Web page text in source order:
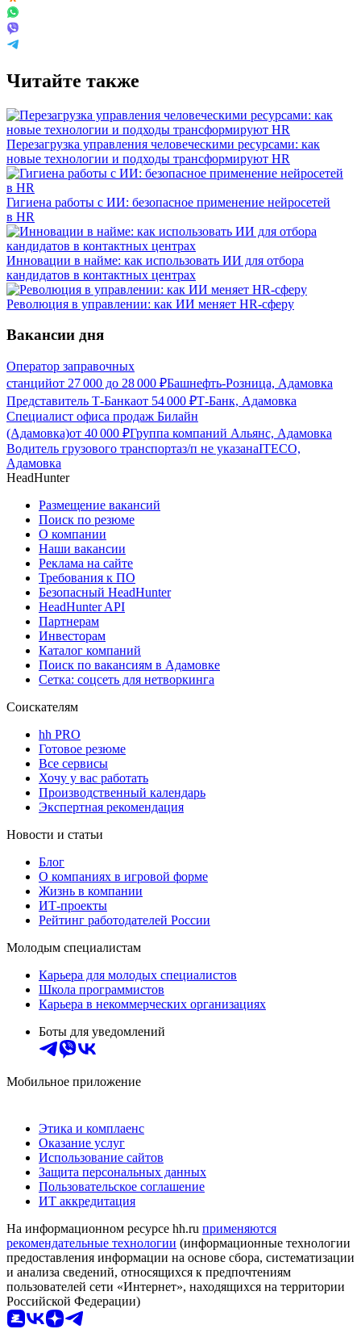
Читайте также
Перезагрузка управления человеческими ресурсами: как
новые технологии и подходы трансформируют HR
Гигиена работы с ИИ: безопасное применение нейросетей
в HR
Инновации в найме: как использовать ИИ для отбора
кандидатов в контактных центрах
Революция в управлении: как ИИ меняет HR-сферу
Вакансии дня
Оператор заправочных
станцийот 27 000 до 28 000 ₽Башнефть-Розница, Адамовка
Представитель Т-Банкаот 54 000 ₽Т-Банк, Адамовка
Специалист офиса продаж Билайн
(Адамовка)от 40 000 ₽Группа компаний Альянс, Адамовка
Водитель грузового транспортаз/п не указанаITECO,
Адамовка
HeadHunter
Размещение вакансий
Поиск по резюме
О компании
Наши вакансии
Реклама на сайте
Требования к ПО
Безопасный HeadHunter
HeadHunter API
Партнерам
Инвесторам
Каталог компаний
Поиск по вакансиям в Адамовке
Сетка: соцсеть для нетворкинга
Соискателям
hh PRO
Готовое резюме
Все сервисы
Хочу у вас работать
Производственный календарь
Экспертная рекомендация
Новости и статьи
Блог
О компаниях в игровой форме
Жизнь в компании
ИТ-проекты
Рейтинг работодателей России
Молодым специалистам
Карьера для молодых специалистов
Школа программистов
Карьера в некоммерческих организациях
Боты для уведомлений
Мобильное приложение
Этика и комплаенс
Оказание услуг
Использование сайтов
Защита персональных данных
Пользовательское соглашение
ИТ аккредитация
На информационном ресурсе hh.ru применяются
рекомендательные технологии (информационные технологии
предоставления информации на основе сбора, систематизации
и анализа сведений, относящихся к предпочтениям
пользователей сети «Интернет», находящихся на территории
Российской Федерации)